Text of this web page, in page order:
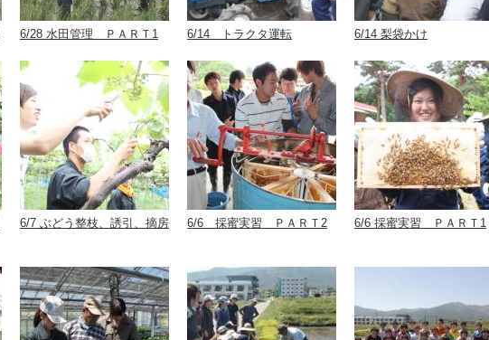
6/28 水田管理 ＰＡＲＴ1 6/14 トラクタ運転 6/14 梨袋かけ
6/7 ぶどう整枝、誘引、摘房 6/6 採蜜実習 ＰＡＲＴ2 6/6 採蜜実習 ＰＡＲＴ1